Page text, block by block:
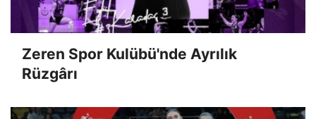
Zeren Spor Kulübü'nde Ayrılık
Rüzgârı